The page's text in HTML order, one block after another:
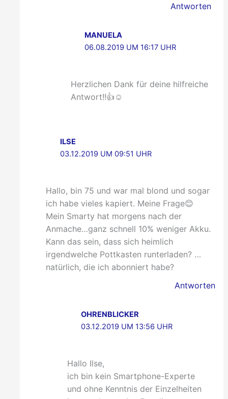
Antworten
MANUELA
06.08.2019 UM 16:17 UHR
Herzlichen Dank für deine hilfreiche
Antwort!!👍☺️
ILSE
03.12.2019 UM 09:51 UHR
Hallo, bin 75 und war mal blond und sogar
ich habe vieles kapiert. Meine Frage😊
Mein Smarty hat morgens nach der
Anmache…ganz schnell 10% weniger Akku.
Kann das sein, dass sich heimlich
irgendwelche Pottkasten runterladen? …
natürlich, die ich abonniert habe?
Antworten
OHRENBLICKER
03.12.2019 UM 13:56 UHR
Hallo Ilse,
ich bin kein Smartphone-Experte
und ohne Kenntnis der Einzelheiten